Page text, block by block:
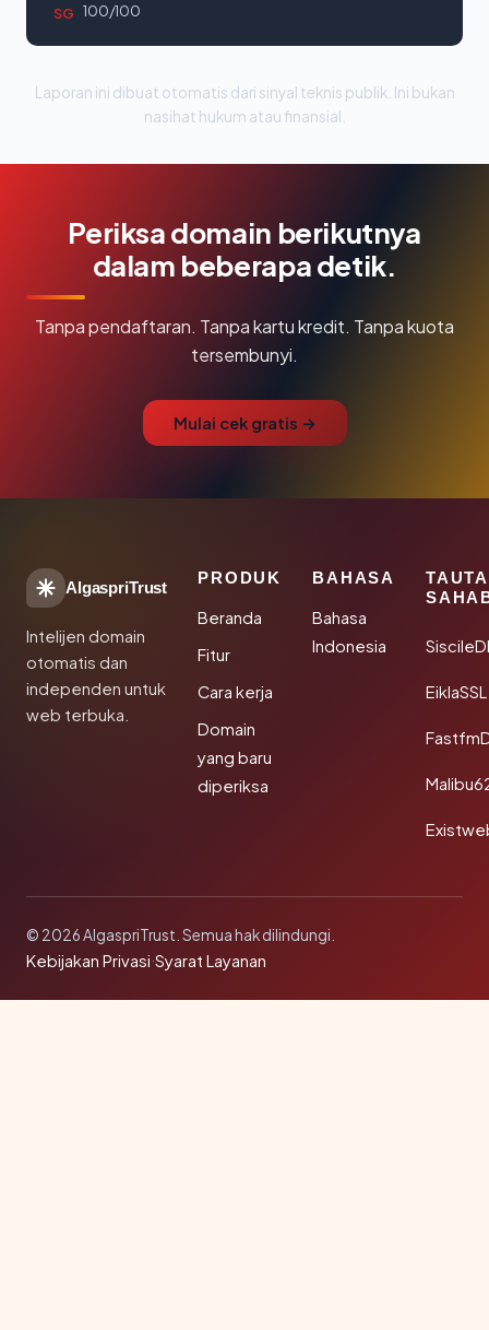
SG 100/100
Laporan ini dibuat otomatis dari sinyal teknis publik. Ini bukan
nasihat hukum atau finansial.
Periksa domain berikutnya
dalam beberapa detik.
Tanpa pendaftaran. Tanpa kartu kredit. Tanpa kuota
tersembunyi.
Mulai cek gratis →
AlgaspriTrust
Intelijen domain
otomatis dan
independen untuk
web terbuka.
PRODUK
Beranda
Fitur
Cara kerja
Domain
yang baru
diperiksa
BAHASA
Bahasa
Indonesia
EiklaSSL
© 2026 AlgaspriTrust. Semua hak dilindungi.
Kebijakan Privasi·Syarat Layanan